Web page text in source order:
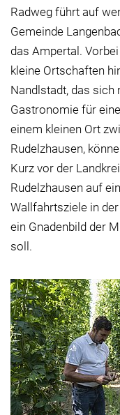
Radweg führt auf
Gemeinde
das Ampertal.
kleine Ortschaften
Nandlstadt, das sich
Gastronomie für
einem kleinen Ort
Rudelzhausen,
Kurz vor der
Rudelzhausen auf
Wallfahrtsziele in
ein Gnadenbild der
soll.